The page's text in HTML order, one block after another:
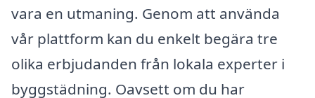
vara en utmaning. Genom att använda
vår plattform kan du enkelt begära tre
olika erbjudanden från lokala experter i
byggstädning. Oavsett om du har